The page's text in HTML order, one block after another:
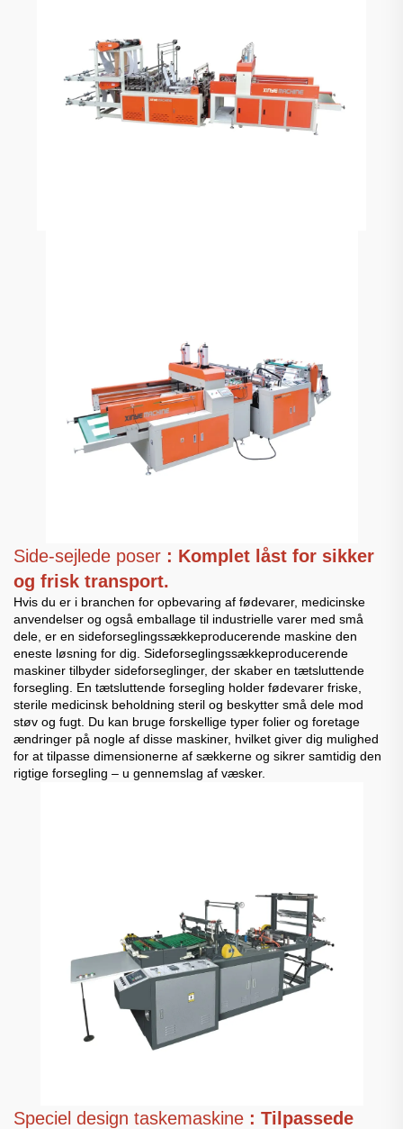
Side-sejlede poser : Komplet låst for sikker
og frisk transport.
Hvis du er i branchen for opbevaring af fødevarer, medicinske
anvendelser og også emballage til industrielle varer med små
dele, er en sideforseglingssækkeproducerende maskine den
eneste løsning for dig. Sideforseglingssækkeproducerende
maskiner tilbyder sideforseglinger, der skaber en tætsluttende
forsegling. En tætsluttende forsegling holder fødevarer friske,
sterile medicinsk beholdning steril og beskytter små dele mod
støv og fugt. Du kan bruge forskellige typer folier og foretage
ændringer på nogle af disse maskiner, hvilket giver dig mulighed
for at tilpasse dimensionerne af sækkerne og sikrer samtidig den
rigtige forsegling – u gennemslag af væsker.
Speciel design taskemaskine : Tilpassede